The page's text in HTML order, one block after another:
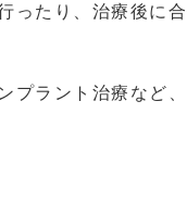
ったり、治療後に
プラント治療など